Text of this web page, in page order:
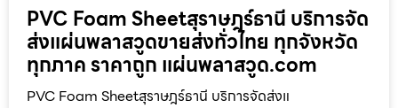
PVC Foam Sheetสุราษฎร์ธานี บริการจัด
ส่งแผ่นพลาสวูดขายส่งทั่วไทย ทุกจังหวัด
ทุกภาค ราคาถูก แผ่นพลาสวูด.com
PVC Foam Sheetสุราษฎร์ธานี บริการจัดส่งแ